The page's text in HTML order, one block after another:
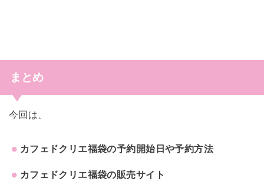
まとめ
今回は、
カフェドクリエ福袋の予約開始日や予約方法
カフェドクリエ福袋の販売サイト